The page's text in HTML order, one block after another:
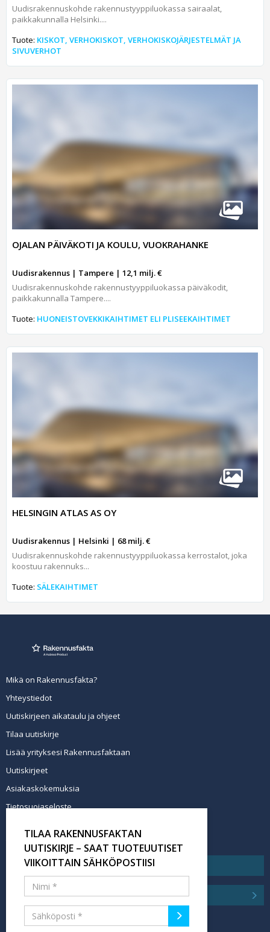
Uudisrakennuskohde rakennustyyppiluokassa sairaalat,
paikkakunnalla Helsinki....
Tuote: KISKOT, VERHOKISKOT, VERHOKISKOJÄRJESTELMÄT JA
SIVUVERHOT
OJALAN PÄIVÄKOTI JA KOULU, VUOKRAHANKE
Uudisrakennus | Tampere | 12,1 milj. €
Uudisrakennuskohde rakennustyyppiluokassa päiväkodit,
paikkakunnalla Tampere....
Tuote: HUONEISTOVEKKIKAIHTIMET ELI PLISEEKAIHTIMET
HELSINGIN ATLAS AS OY
Uudisrakennus | Helsinki | 68 milj. €
Uudisrakennuskohde rakennustyyppiluokassa kerrostalot, joka
koostuu rakennuks...
Tuote: SÄLEKAIHTIMET
Mikä on Rakennusfakta?
Yhteystiedot
Uutiskirjeen aikataulu ja ohjeet
Tilaa uutiskirje
Lisää yrityksesi Rakennusfaktaan
Uutiskirjeet
Asiakaskokemuksia
Tietosuojaseloste
Tilaa uutiskirje
TILAA RAKENNUSFAKTAN
UUTISKIRJE – SAAT TUOTEUUTISET
VIIKOITTAIN SÄHKÖPOSTIISI